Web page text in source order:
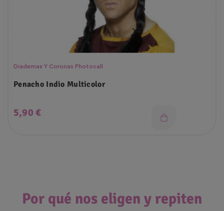
Diademas Y Coronas Photocall
Penacho Indio Multicolor
Precio
5,90 €
Por qué nos eligen y repiten